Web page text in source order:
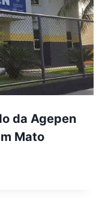
da Agepen
Mato